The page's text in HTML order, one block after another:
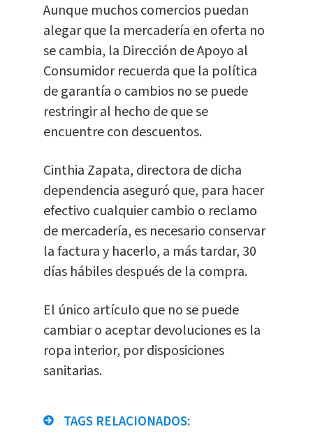
Aunque muchos comercios puedan
alegar que la mercadería en oferta no
se cambia, la Dirección de Apoyo al
Consumidor recuerda que la política
de garantía o cambios no se puede
restringir al hecho de que se
encuentre con descuentos.
Cinthia Zapata, directora de dicha
dependencia aseguró que, para hacer
efectivo cualquier cambio o reclamo
de mercadería, es necesario conservar
la factura y hacerlo, a más tardar, 30
días hábiles después de la compra.
El único artículo que no se puede
cambiar o aceptar devoluciones es la
ropa interior, por disposiciones
sanitarias.
TAGS RELACIONADOS: